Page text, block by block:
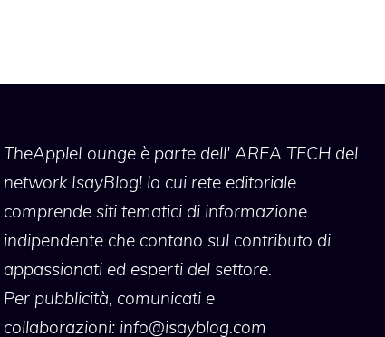
TheAppleLoungeè parte dell' AREA TECH del
network IsayBlog! la cui rete editoriale
comprende siti tematici di informazione
indipendente che contano sul contributo di
appassionati ed esperti del settore.
Per pubblicità, comunicati e
collaborazioni: info@isayblog.com